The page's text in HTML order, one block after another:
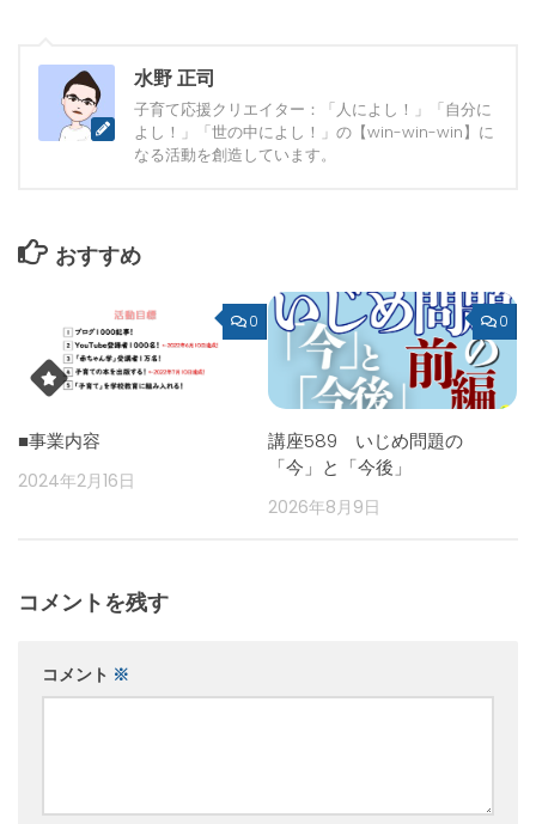
水野 正司
子育て応援クリエイター：「人によし！」「自分に
よし！」「世の中によし！」の【win-win-win】に
なる活動を創造しています。
おすすめ
0
■事業内容
2024年2月16日
0
講座589 いじめ問題の
「今」と「今後」
2026年8月9日
コメントを残す
コメント ※